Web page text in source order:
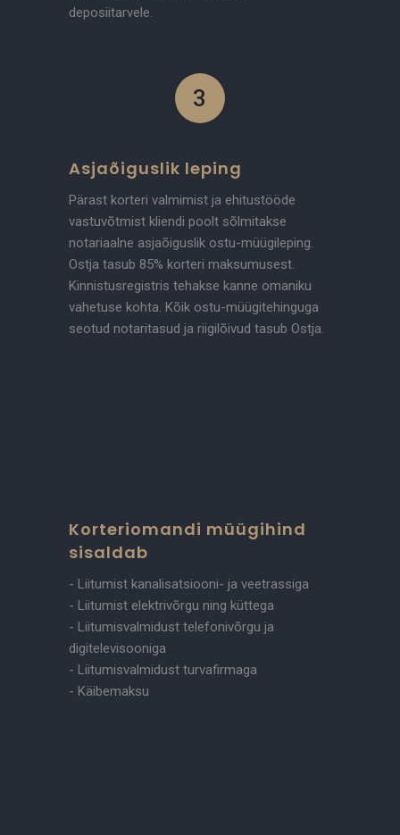
deposiitarvele.
3
Asjaõiguslik leping
Pärast korteri valmimist ja ehitustööde
vastuvõtmist kliendi poolt sõlmitakse
notariaalne asjaõiguslik ostu-müügileping.
Ostja tasub 85% korteri maksumusest.
Kinnistusregistris tehakse kanne omaniku
vahetuse kohta. Kõik ostu-müügitehinguga
seotud notaritasud ja riigilõivud tasub Ostja.
Korteriomandi müügihind
sisaldab
- Liitumist kanalisatsiooni- ja veetrassiga
- Liitumist elektrivõrgu ning küttega
- Liitumisvalmidust telefonivõrgu ja
digitelevisooniga
- Liitumisvalmidust turvafirmaga
- Käibemaksu